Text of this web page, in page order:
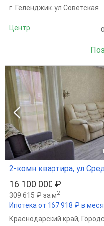
г. Геленджик, ул Советская
Центр
1
2-комн квартира, ул
16 100 000 ₽
309 615 ₽ за м2
Ипотека от 167 918 ₽ в
Краснодарский край,